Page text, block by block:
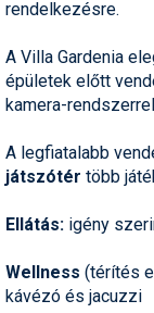
Történelem
Utasbiztosítás
Wellness
rendelkezésre.
A Villa Gardenia
épületek előtt
kamera-
A legfiatalabb
játszótér több
Ellátás: igény
Wellness (térítés
kávézó és jacuzzi